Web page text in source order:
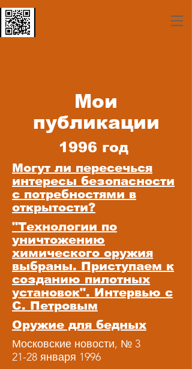
Мои
публикации
1996 год
Могут ли пересечься
интересы безопасности
с потребностями в
открытости?
"Технологии по
уничтожению
химического оружия
выбраны. Приступаем к
созданию пилотных
установок". Интервью с
С. Петровым
Оружие для бедных
Московские новости, № 3
21-28 января 1996